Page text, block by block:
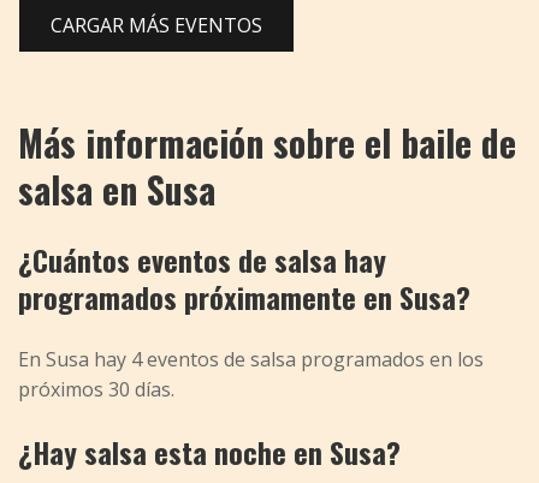
CARGAR MÁS EVENTOS
Más información sobre el baile de
salsa en Susa
¿Cuántos eventos de salsa hay
programados próximamente en Susa?
En Susa hay 4 eventos de salsa programados en los
próximos 30 días.
¿Hay salsa esta noche en Susa?